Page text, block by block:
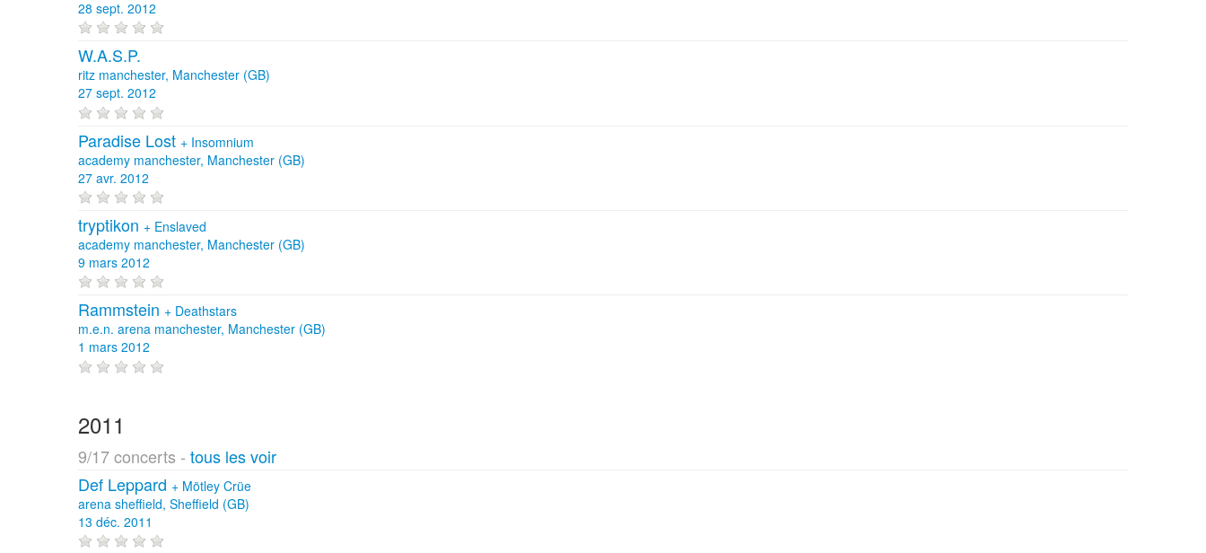
28 sept. 2012
W.A.S.P.
ritz manchester, Manchester (GB)
27 sept. 2012
Paradise Lost + Insomnium
academy manchester, Manchester (GB)
27 avr. 2012
tryptikon + Enslaved
academy manchester, Manchester (GB)
9 mars 2012
Rammstein + Deathstars
m.e.n. arena manchester, Manchester (GB)
1 mars 2012
2011
9/17 concerts - tous les voir
Def Leppard + Mötley Crüe
arena sheffield, Sheffield (GB)
13 déc. 2011